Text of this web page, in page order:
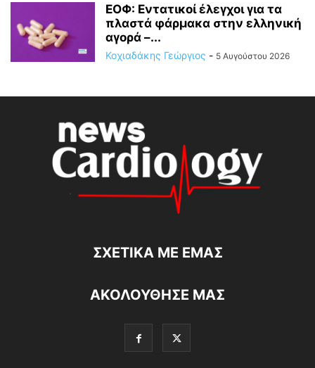
ΕΟΦ: Εντατικοί έλεγχοι για τα
πλαστά φάρμακα στην ελληνική
αγορά –...
Κοχιαδάκης Γεώργιος - 5 Αυγούστου 2026
ΣΧΕΤΙΚΆ ΜΕ ΕΜΆΣ
ΑΚΟΛΟΥΘΗΣΕ ΜΑΣ